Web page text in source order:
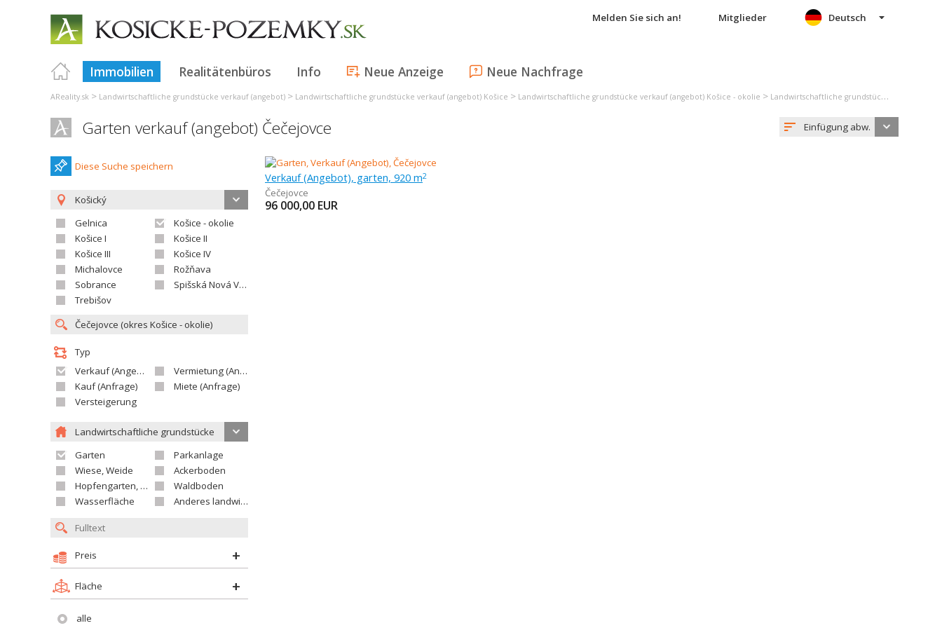
Melden Sie sich an! Mitglieder
Immobilien Realitätenbüros Info Neue Anzeige Neue Nachfrage
Deutsch
AReality.sk > Landwirtschaftliche grundstücke verkauf (angebot) > Landwirtschaftliche grundstücke verkauf (angebot) Košice > Landwirtschaftliche grundstücke verkauf (angebot) Košice - okolie > Landwirtschaftliche grundstücke verkauf (angebot) Čečejovce
Garten verkauf (angebot) Čečejovce Einfügung abw.
Diese Suche speichern
Košický
Gelnica
Košice - okolie
Košice I
Košice II
Košice III
Košice IV
Michalovce
Rožňava
Sobrance
Spišská Nová Ves
Trebišov
Typ
Verkauf (Angebot)
Vermietung (Angebot)
Kauf (Anfrage)
Miete (Anfrage)
Versteigerung
Landwirtschaftliche grundstücke
Garten
Parkanlage
Wiese, Weide
Ackerboden
Hopfengarten, Weingarten
Waldboden
Wasserfläche
Anderes landwirtschaftliches Grundstück
Preis
Fläche
alle
Verkauf (Angebot), garten, 920 m2
Čečejovce
96 000,00 EUR